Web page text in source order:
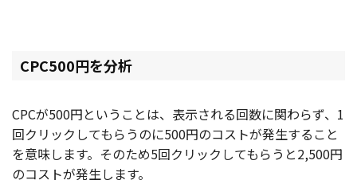
CPC500円を分析
CPCが500円ということは、表示される回数に関わらず、1
回クリックしてもらうのに500円のコストが発生すること
を意味します。そのため5回クリックしてもらうと2,500円
のコストが発生します。